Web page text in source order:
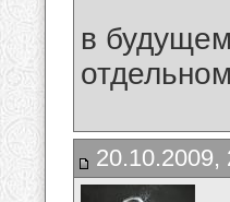
в
20.10.2009,